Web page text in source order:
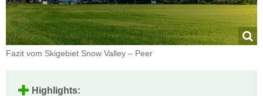
Fazit vom Skigebiet Snow Valley – Peer
Highlights: